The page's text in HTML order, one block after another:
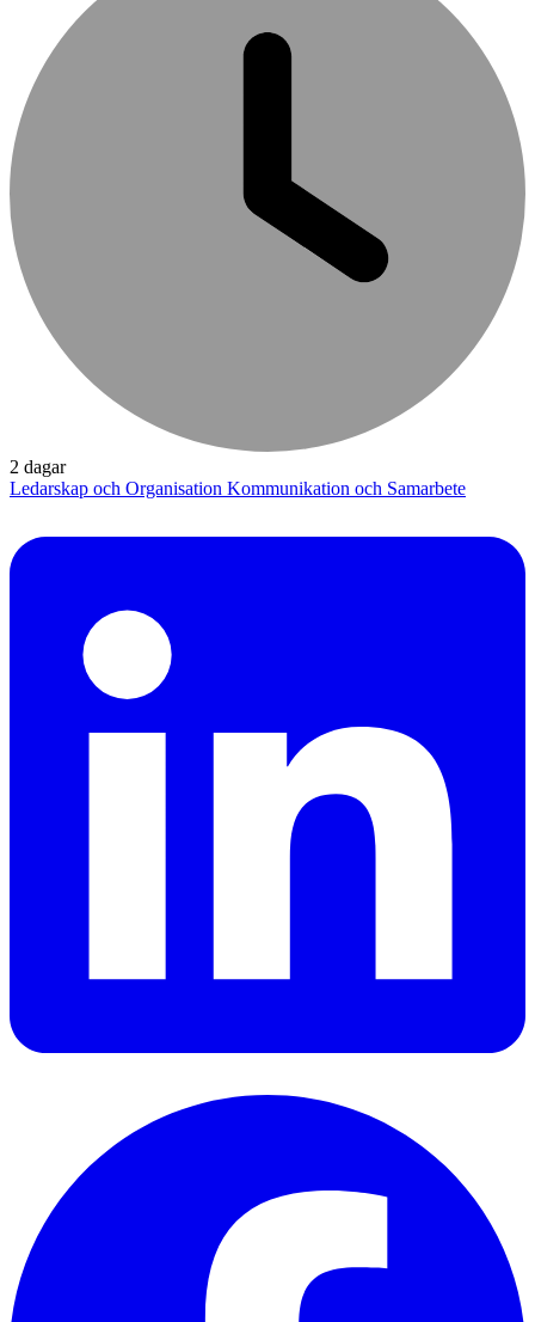
2 dagar
Ledarskap och Organisation Kommunikation och Samarbete